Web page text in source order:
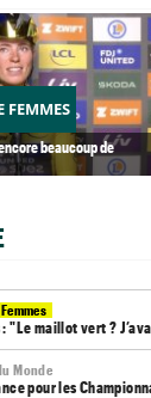
FEMMES
beaucoup de
"Le maillot vert ?
Monde
pour les